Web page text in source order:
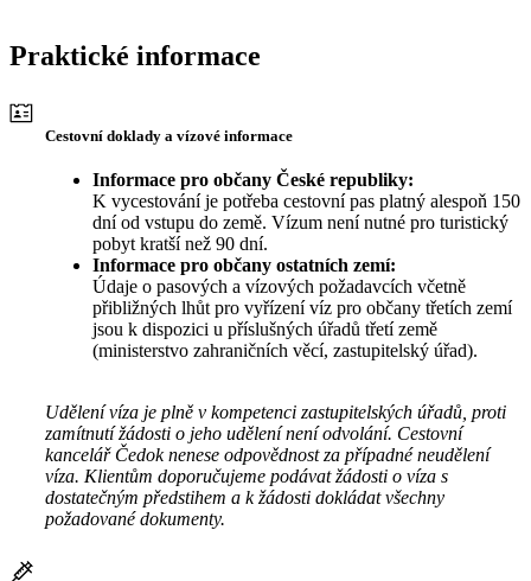
Praktické informace
Cestovní doklady a vízové informace
Informace pro občany České republiky:
K vycestování je potřeba cestovní pas platný alespoň 150
dní od vstupu do země. Vízum není nutné pro turistický
pobyt kratší než 90 dní.
Informace pro občany ostatních zemí:
Údaje o pasových a vízových požadavcích včetně
přibližných lhůt pro vyřízení víz pro občany třetích zemí
jsou k dispozici u příslušných úřadů třetí země
(ministerstvo zahraničních věcí, zastupitelský úřad).
Udělení víza je plně v kompetenci zastupitelských úřadů, proti
zamítnutí žádosti o jeho udělení není odvolání. Cestovní
kancelář Čedok nenese odpovědnost za případné neudělení
víza. Klientům doporučujeme podávat žádosti o víza s
dostatečným předstihem a k žádosti dokládat všechny
požadované dokumenty.